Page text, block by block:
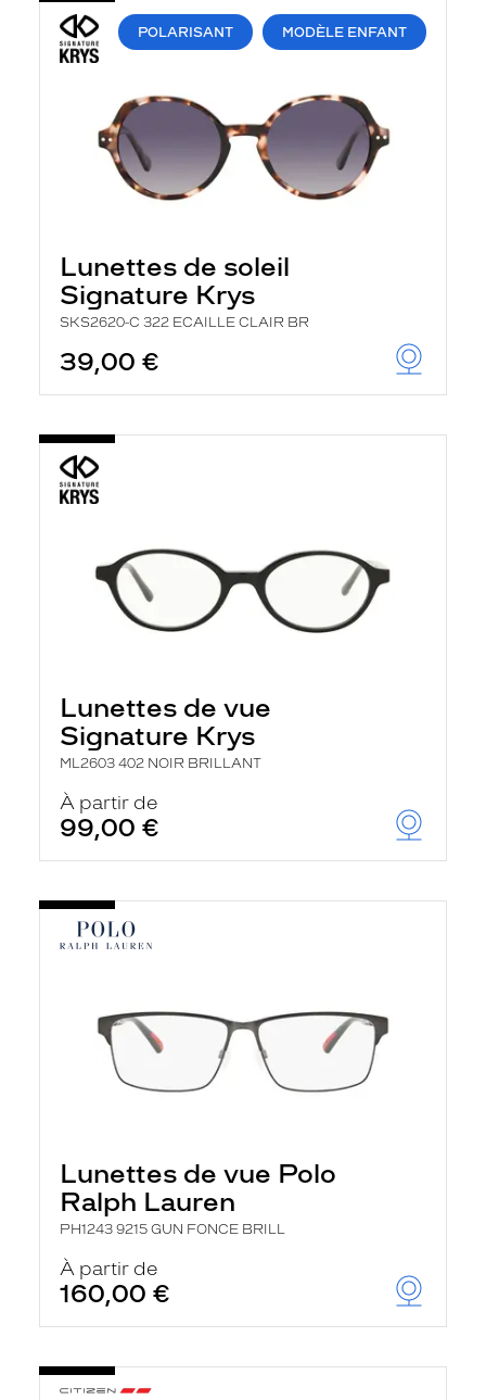
POLARISANT MODÈLE ENFANT
Lunettes de soleil
Signature Krys
SKS2620-C 322 ECAILLE CLAIR BR
39,00 €
Lunettes de vue
Signature Krys
ML2603 402 NOIR BRILLANT
À partir de
99,00 €
Lunettes de vue Polo
Ralph Lauren
PH1243 9215 GUN FONCE BRILL
À partir de
160,00 €